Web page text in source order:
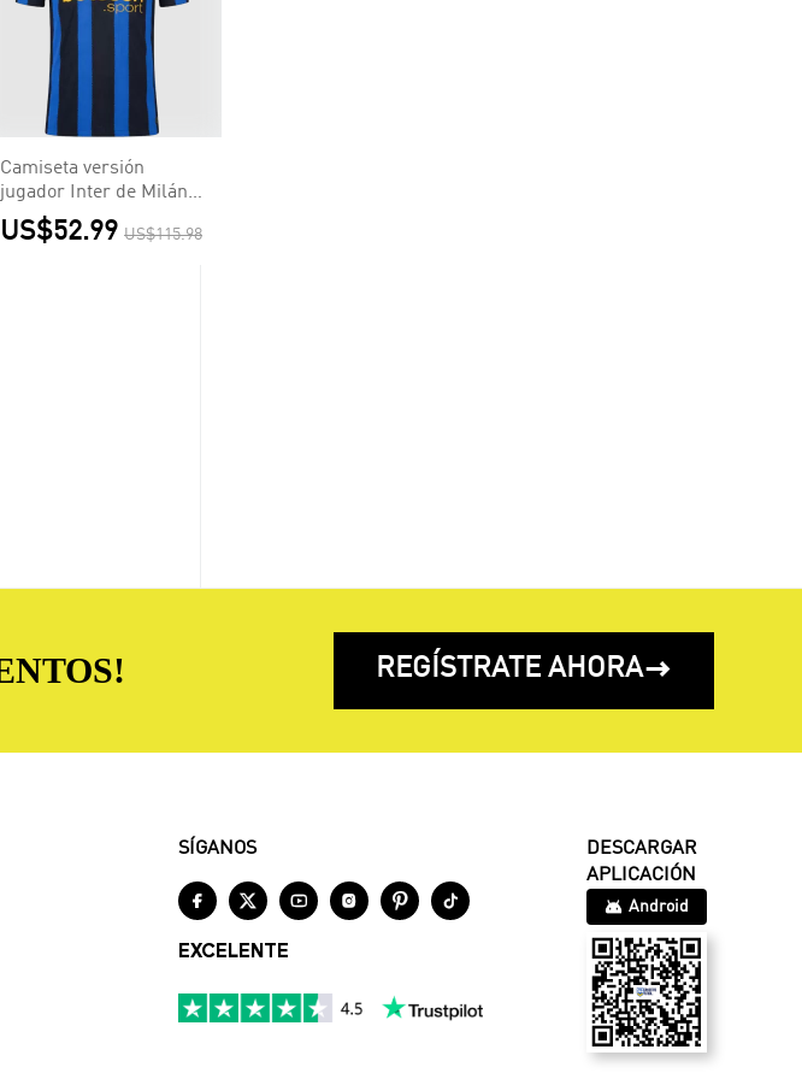
Camiseta versión
jugador Inter de Milán
2026/27 Primera
Equipación - Versión
US$52.99 US$115.98
REGÍSTRATE AHORA
SÍGANOS
     
EXCELENTE
DESCARGAR
APLICACIÓN
Android